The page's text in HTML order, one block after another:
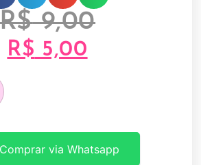
R$9,00
R$ 5,00
Comprar via Whatsapp